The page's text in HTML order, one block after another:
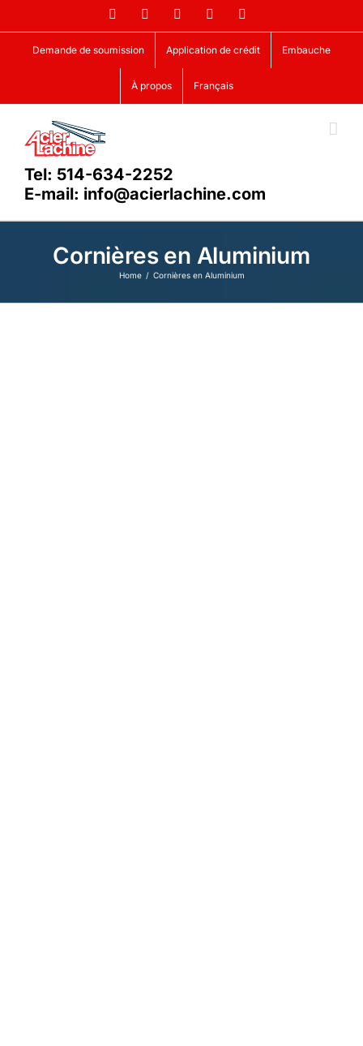
to
content
FacebookLinkedIn YouTube
Demande de soumission Application de crédit Embauche
À propos Français
Tel: 514-634-2252
E-mail: info@acierlachine.com
Cornières en Aluminium
Home Cornières en Aluminium